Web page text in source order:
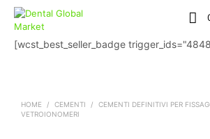
[wcst_best_seller_badge
HOME / CEMENTI / CEMENTI DEFINITIVI PER
VETROIONOMERI